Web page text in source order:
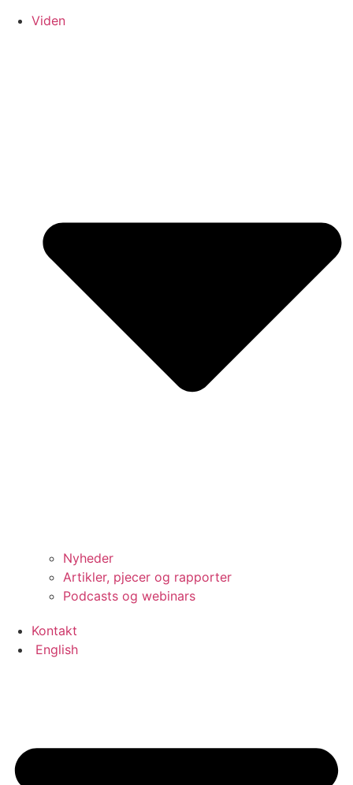
Viden
Nyheder
Artikler, pjecer og rapporter
Podcasts og webinars
Kontakt
English